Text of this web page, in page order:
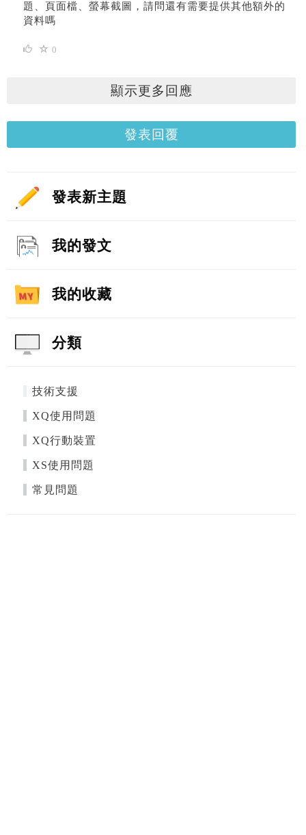
題、頁面檔、螢幕截圖，請問還有需要提供其他額外的
資料嗎
0
顯示更多回應
發表回覆
發表新主題
我的發文
我的收藏
分類
技術支援
XQ使用問題
XQ行動裝置
XS使用問題
常見問題